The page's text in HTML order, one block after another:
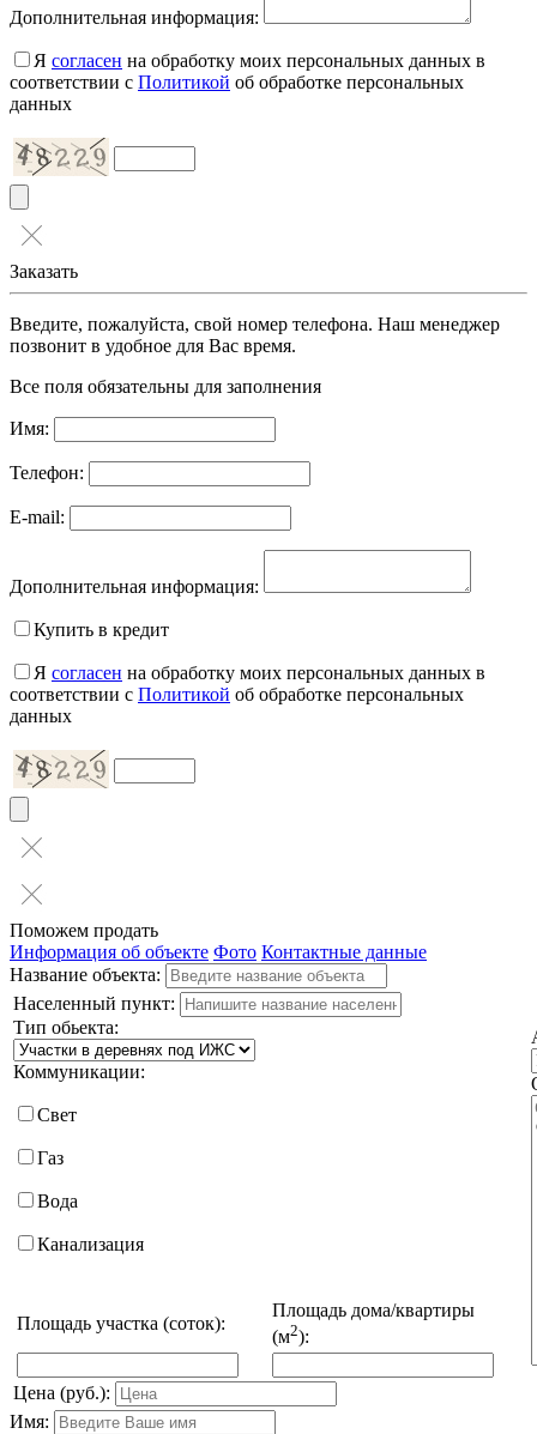
Дополнительная информация:
Я согласен на обработку моих персональных данных в
соответствии с Политикой об обработке персональных
данных
Заказать
Введите, пожалуйста, свой номер телефона. Наш менеджер
позвонит в удобное для Вас время.
Все поля обязательны для заполнения
Имя:
Телефон:
E-mail:
Дополнительная информация:
Купить в кредит
Я согласен на обработку моих персональных данных в
соответствии с Политикой об обработке персональных
данных
Поможем продать
Информация об объекте Фото Контактные данные
Название объекта:
Населенный пункт:
Тип обьекта:
Коммуникации:
Свет
Газ
Вода
Канализация
Площадь участка (соток):
Площадь дома/квартиры
(м2):
Цена (руб.):
Имя: